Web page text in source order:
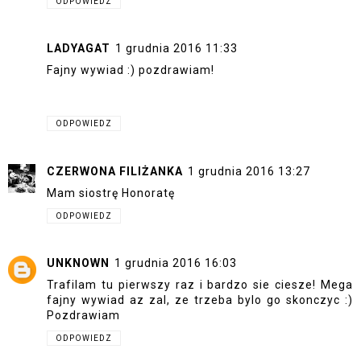
LADYAGAT 1 grudnia 2016 11:33
Fajny wywiad :) pozdrawiam!
ODPOWIEDZ
CZERWONA FILIŻANKA 1 grudnia 2016 13:27
Mam siostrę Honoratę
ODPOWIEDZ
UNKNOWN
1 grudnia 2016 16:03
Trafilam tu pierwszy raz i bardzo sie ciesze! Mega
fajny wywiad az zal, ze trzeba bylo go skonczyc :)
Pozdrawiam
ODPOWIEDZ